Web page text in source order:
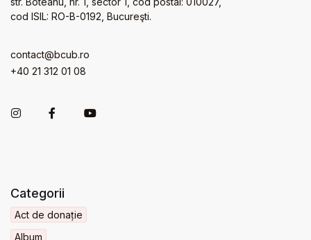
cod ISIL: RO-B-0192, Bucureşti.
contact@bcub.ro
+40 21 312 01 08
Categorii
Act de donație
Album